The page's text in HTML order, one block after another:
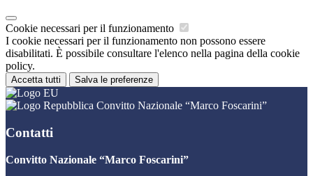
Cookie necessari per il funzionamento
I cookie necessari per il funzionamento non possono essere
disabilitati. È possibile consultare l'elenco nella pagina della cookie
policy.
Accetta tutti Salva le preferenze
Convitto Nazionale “Marco Foscarini”
Contatti
Convitto Nazionale “Marco Foscarini”